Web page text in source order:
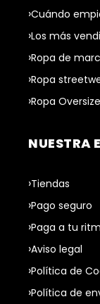
Cuándo
Los más
Ropa de
Ropa
Ropa Oversize
NUESTRA
Tiendas
Pago seguro
Paga a tu
Aviso legal
Política de
Política de